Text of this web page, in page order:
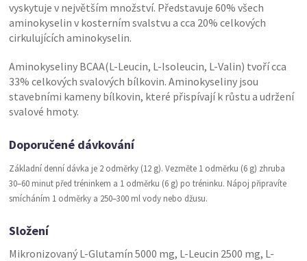
vyskytuje v největším množství. Představuje 60% všech
aminokyselin v kosterním svalstvu a cca 20% celkových
cirkulujících aminokyselin.
Aminokyseliny BCAA(L-Leucin, L-Isoleucin, L-Valin) tvoří cca
33% celkových svalových bílkovin. Aminokyseliny jsou
stavebními kameny bílkovin, které přispívají k růstu a udržení
svalové hmoty.
Doporučené dávkování
Základní denní dávka je 2 odměrky (12 g). Vezměte 1 odměrku (6 g) zhruba
30–60 minut před tréninkem a 1 odměrku (6 g) po tréninku. Nápoj připravíte
smícháním 1 odměrky a 250–300 ml vody nebo džusu.
Složení
Mikronizovaný L-Glutamín 5000 mg, L-Leucin 2500 mg, L-